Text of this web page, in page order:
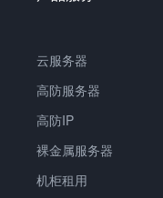
云服务器
高防服务器
高防IP
裸金属服务器
机柜租用